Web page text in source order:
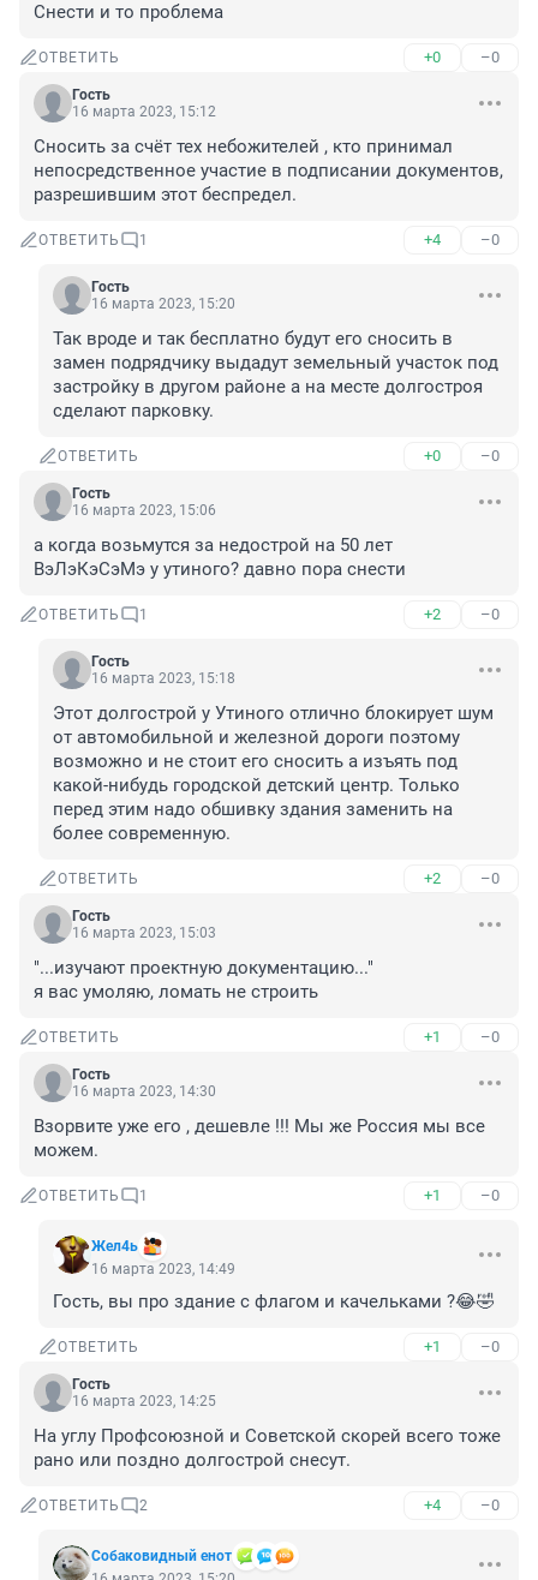
Снести и то проблема
ОТВЕТИТЬ +0 –0
Гость
16 марта 2023, 15:12
Сносить за счёт тех небожителей , кто принимал
непосредственное участие в подписании документов,
разрешившим этот беспредел.
ОТВЕТИТЬ 1 +4 –0
Гость
16 марта 2023, 15:20
Так вроде и так бесплатно будут его сносить в
замен подрядчику выдадут земельный участок под
застройку в другом районе а на месте долгостроя
сделают парковку.
ОТВЕТИТЬ +0 –0
Гость
16 марта 2023, 15:06
а когда возьмутся за недострой на 50 лет
ВэЛэКэСэМэ у утиного? давно пора снести
ОТВЕТИТЬ 1 +2 –0
Гость
16 марта 2023, 15:18
Этот долгострой у Утиного отлично блокирует шум
от автомобильной и железной дороги поэтому
возможно и не стоит его сносить а изъять под
какой-нибудь городской детский центр. Только
перед этим надо обшивку здания заменить на
более современную.
ОТВЕТИТЬ +2 –0
Гость
16 марта 2023, 15:03
"...изучают проектную документацию..."
я вас умоляю, ломать не строить
ОТВЕТИТЬ +1 –0
Гость
16 марта 2023, 14:30
Взорвите уже его , дешевле !!! Мы же Россия мы все
можем.
ОТВЕТИТЬ 1 +1 –0
Жел4ь
16 марта 2023, 14:49
Гость, вы про здание с флагом и качельками ?😂🤣
ОТВЕТИТЬ +1 –0
Гость
16 марта 2023, 14:25
На углу Профсоюзной и Советской скорей всего тоже
рано или поздно долгострой снесут.
ОТВЕТИТЬ 2 +4 –0
Собаковидный енот